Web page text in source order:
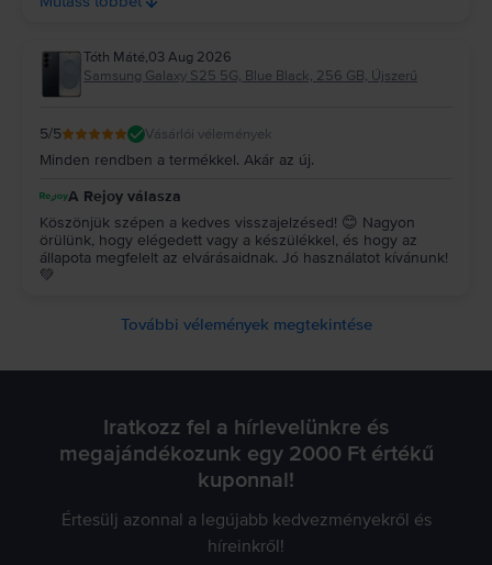
Tóth Máté,03 Aug 2026
Samsung Galaxy S25 5G, Blue Black, 256 GB, Újszerű
5/5 Vásárlói vélemények
Minden rendben a termékkel. Akár az új.
A Rejoy válasza
Köszönjük szépen a kedves visszajelzésed! 😊 Nagyon
örülünk, hogy elégedett vagy a készülékkel, és hogy az
állapota megfelelt az elvárásaidnak. Jó használatot kívánunk!
💚
További vélemények megtekintése
Iratkozz fel a hírlevelünkre és
megajándékozunk egy 2000 Ft értékű
kuponnal!
Értesülj azonnal a legújabb kedvezményekről és
híreinkről!